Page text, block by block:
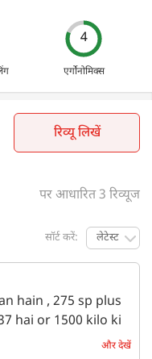
4
एर्गोनोमिक्स
रिव्यू लिखें
पर आधारित 3 रिव्यूज
सॉर्ट करें: लेटेस्ट
hain , 275 sp plus
hai or 1500 kilo ki
bhi thik hainऔर देखें